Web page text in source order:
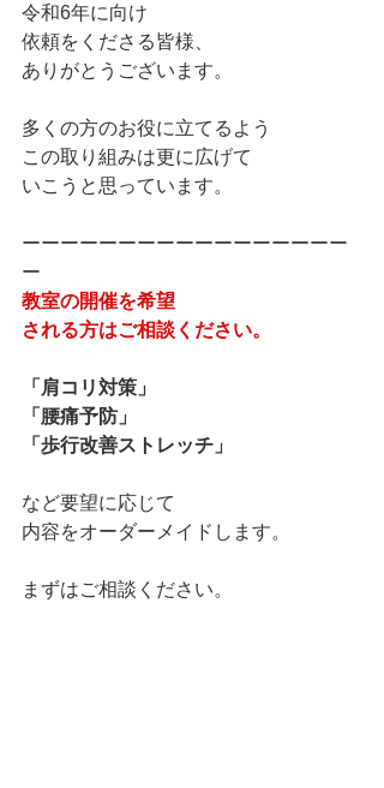
令和6年に向け
依頼をくださる皆様、
ありがとうございます。
多くの方のお役に立てるよう
この取り組みは更に広げて
いこうと思っています。
ーーーーーーーーーーーーーーーーー
ー
教室の開催を希望
される方はご相談ください。
「肩コリ対策」
「腰痛予防」
「歩行改善ストレッチ」
など要望に応じて
内容をオーダーメイドします。
まずはご相談ください。